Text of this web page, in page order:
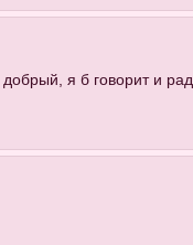
я б говорит и рад